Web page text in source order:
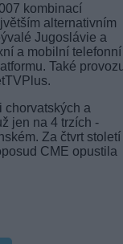
kombinací
alternativním
Jugoslávie a
a mobilní telefonní
Také
chorvatských a
jen na 4 trzích -
Za čtvrt století
CME opustila